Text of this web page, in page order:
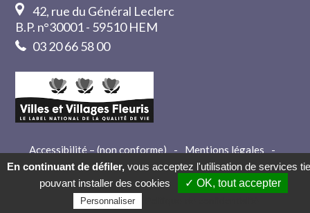
42, rue du Général Leclerc
B.P. n°30001 - 59510 HEM
03 20 66 58 00
Accessibilité – (non conforme) - Mentions légales
-
Crédits
- Contact
En continuant de défiler, vous acceptez l'utilisation de services
pouvant installer des cookies
✓ OK, tout accepter
Personnaliser